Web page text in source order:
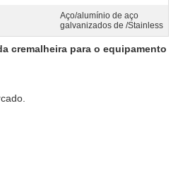
Aço/alumínio de aço
galvanizados de /Stainless
cremalheira para o equipamento